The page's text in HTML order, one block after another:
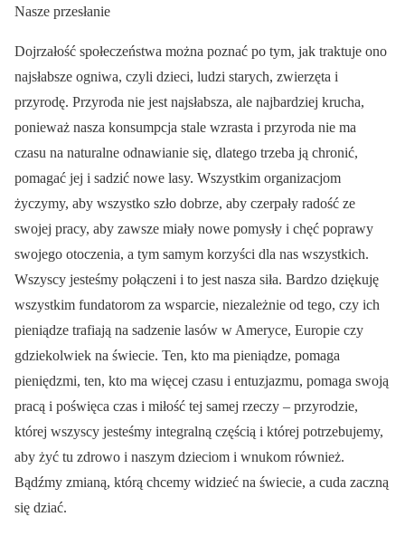
Nasze przesłanie
Dojrzałość społeczeństwa można poznać po tym, jak traktuje ono
najsłabsze ogniwa, czyli dzieci, ludzi starych, zwierzęta i
przyrodę. Przyroda nie jest najsłabsza, ale najbardziej krucha,
ponieważ nasza konsumpcja stale wzrasta i przyroda nie ma
czasu na naturalne odnawianie się, dlatego trzeba ją chronić,
pomagać jej i sadzić nowe lasy. Wszystkim organizacjom
życzymy, aby wszystko szło dobrze, aby czerpały radość ze
swojej pracy, aby zawsze miały nowe pomysły i chęć poprawy
swojego otoczenia, a tym samym korzyści dla nas wszystkich.
Wszyscy jesteśmy połączeni i to jest nasza siła. Bardzo dziękuję
wszystkim fundatorom za wsparcie, niezależnie od tego, czy ich
pieniądze trafiają na sadzenie lasów w Ameryce, Europie czy
gdziekolwiek na świecie. Ten, kto ma pieniądze, pomaga
pieniędzmi, ten, kto ma więcej czasu i entuzjazmu, pomaga swoją
pracą i poświęca czas i miłość tej samej rzeczy – przyrodzie,
której wszyscy jesteśmy integralną częścią i której potrzebujemy,
aby żyć tu zdrowo i naszym dzieciom i wnukom również.
Bądźmy zmianą, którą chcemy widzieć na świecie, a cuda zaczną
się dziać.